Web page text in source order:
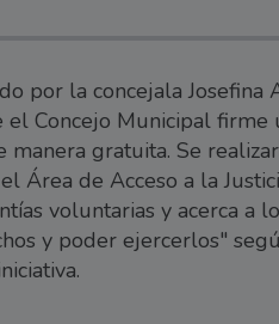
por la concejala Josefina
Concejo Municipal firme
gratuita. Se
Área de Acceso a la
voluntarias y acerca a
y poder ejercerlos"